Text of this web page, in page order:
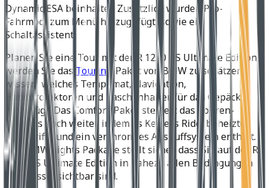
Dynamic ESA beinhaltet. Zusätzlich wurden Pro-
Fahrmodi zum Menü hinzugefügt, sowie ein
Schaltassistent.
Planen Sie eine Tour mit der R 1250 GS Ultimate Edition,
werden Sie dasTouring-Paket von BMW zu schätzen
wissen, welches Tempomat, Navigation,
Handprotektoren und Taschenhalter für das Gepäck
hinzufügt. Das Comfort-Paket steigert das Touren-
Erlebnis noch weiter, indem es Keyless Ride, beheizte
Handgriffe und ein verchromtes Auspuffsystem enthält.
Das BMW Lights Package stellt sicher, dass Sie auf der R
1250 GS Ultimate Edition in nahezu allen Bedingungen
erstklassig sichtbar sind.